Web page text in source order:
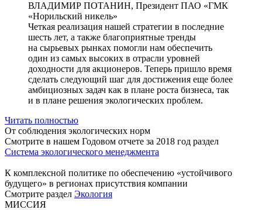
ВЛАДИМИР ПОТАНИН, Президент ПАО «ГМК
«Норильский никель»
Четкая реализация нашей стратегии в последние
шесть лет, а также благоприятные тренды
на сырьевых рынках помогли нам обеспечить
один из самых высоких в отрасли уровней
доходности для акционеров. Теперь пришло время
сделать следующий шаг для достижения еще более
амбициозных задач как в плане роста бизнеса, так
и в плане решения экологических проблем.
Читать полностью
От соблюдения экологических норм
Смотрите в нашем Годовом отчете за 2018 год раздел
Система экологического менеджмента
К комплексной политике по обеспечению «устойчивого
будущего» в регионах присутствия компании
Смотрите раздел Экология
МИССИЯ